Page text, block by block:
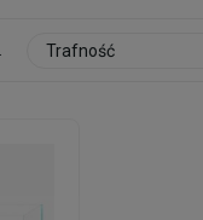
Trafność